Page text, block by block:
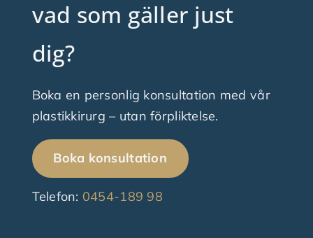
vad som gäller just
dig?
Boka en personlig konsultation med vår
plastikkirurg – utan förpliktelse.
Boka konsultation
Telefon: 0454-189 98